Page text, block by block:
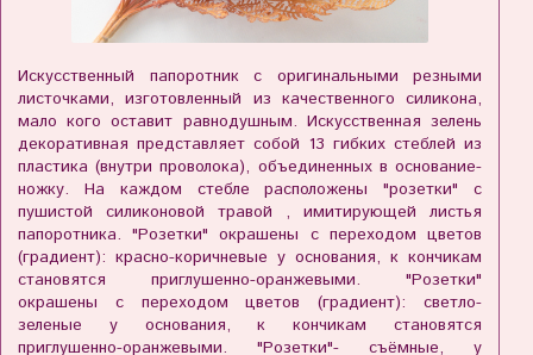
Искусственный папоротник с оригинальными резными
листочками, изготовленный из качественного силикона,
мало кого оставит равнодушным. Искусственная зелень
декоративная представляет собой 13 гибких стеблей из
пластика (внутри проволока), объединенных в основание-
ножку. На каждом стебле расположены "розетки" с
пушистой силиконовой травой , имитирующей листья
папоротника. "Розетки" окрашены с переходом цветов
(градиент): красно-коричневые у основания, к кончикам
становятся приглушенно-оранжевыми. "Розетки"
окрашены с переходом цветов (градиент): светло-
зеленые у основания, к кончикам становятся
приглушенно-оранжевыми. "Розетки"- съёмные, у